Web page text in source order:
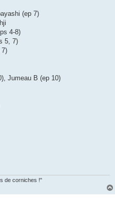
(ep 7)
4-8)
5, 7)
7)
Jumeau B (ep 10)
de corniches !"